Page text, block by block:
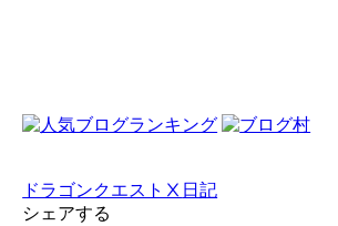
ドラゴンクエストⅩ 日記
シェアする